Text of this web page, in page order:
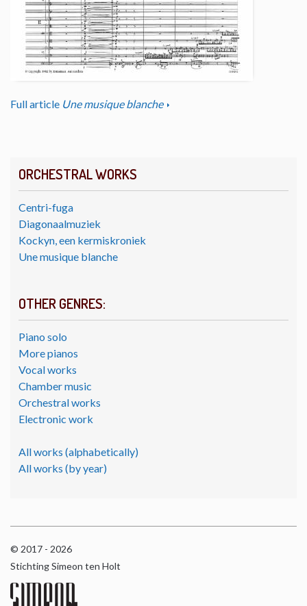
ORCHESTRAL WORKS
Centri-fuga
Diagonaalmuziek
Kockyn, een kermiskroniek
Une musique blanche
OTHER GENRES:
Piano solo
More pianos
Vocal works
Chamber music
Orchestral works
Electronic work
All works (alphabetically)
All works (by year)
Full article Une musique blanche
© 2017 - 2026
Stichting Simeon ten Holt